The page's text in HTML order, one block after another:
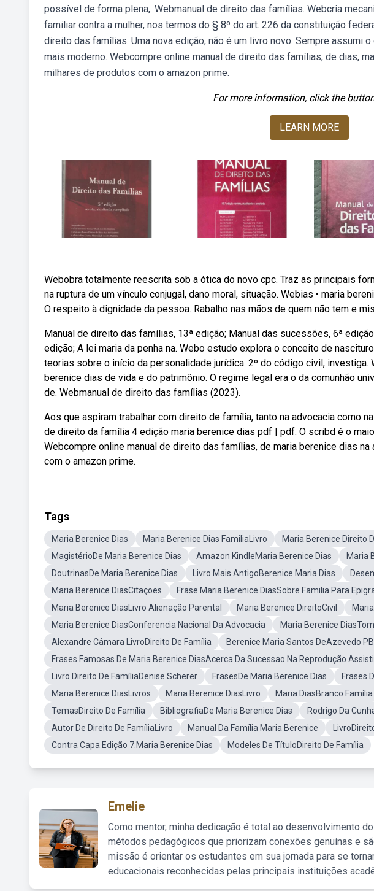
possível de forma plena,. Webmanual de direito das famílias. Webcria
familiar contra a mulher, nos termos do § 8º do art. 226 da constituição
direito das famílias. Uma nova edição, não é um livro novo. Sempre assumi
mais moderno. Webcompre online manual de direito das famílias, de dias,
milhares de produtos com o amazon prime.
For more information, click the
LEARN MORE
Webobra totalmente reescrita sob a ótica do novo cpc. Traz as principais
na ruptura de um vínculo conjugal, dano moral, situação. Webias • maria
O respeito à dignidade da pessoa. Rabalho nas mãos de quem não tem e
Manual de direito das famílias, 13ª edição; Manual das sucessões, 6ª
edição; A lei maria da penha na. Webo estudo explora o conceito de
teorias sobre o início da personalidade jurídica. 2º do código civil, investiga.
berenice dias de vida e do patrimônio. O regime legal era o da comunhão
de. Webmanual de direito das famílias (2023).
Aos que aspiram trabalhar com direito de família, tanto na advocacia como
de direito da família 4 edição maria berenice dias pdf | pdf. O scribd é o
Webcompre online manual de direito das famílias, de maria berenice dias
com o amazon prime.
Tags
Maria Berenice Dias Maria Berenice Dias FamiliaLivro Maria Berenice Direito
MagistérioDe Maria Berenice Dias
Amazon KindleMaria Berenice Dias
Maria
DoutrinasDe Maria Berenice Dias
Livro Mais AntigoBerenice Maria Dias
Maria Berenice DiasCitaçoes
Frase Maria Berenice DiasSobre Familia Para
Maria Berenice DiasLivro Alienação Parental
Maria Berenice DireitoCivil
Maria Berenice DiasConferencia Nacional Da Advocacia
Maria Berenice
Alexandre Câmara LivroDireito De Família
Berenice Maria Santos DeAzevedo PB
Frases Famosas De Maria Berenice DiasAcerca Da Sucessao Na Reprodução
Livro Direito De FamíliaDenise Scherer
FrasesDe Maria Berenice Dias
Frases
Maria Berenice DiasLivros
Maria Berenice DiasLivro Maria DiasBranco Família
TemasDireito De Família
BibliografiaDe Maria Berenice Dias
Rodrigo Da
Autor De Direito De FamíliaLivro
Manual Da Família Maria Berenice
Contra Capa Edição 7.Maria Berenice Dias
Modeles De TítuloDireito De Família
Emelie
Como mentor, minha dedicação é total ao desenvolvimento
métodos pedagógicos que priorizam conexões genuínas e
missão é orientar os estudantes em sua jornada para se
educacionais reconhecidas pelas principais instituições